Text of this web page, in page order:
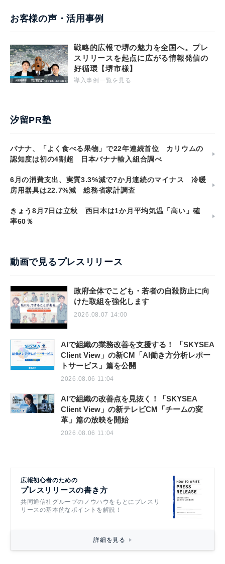
お客様の声・活用事例
戦略的広報で堺の魅力を全国へ。プレ
スリリースを起点に広がる情報発信の
好循環【堺市様】
導入事例一覧を見る
汐留PR塾
バナナ、「よく食べる果物」で22年連続首位 カリウムの
認知度は初の4割超 日本バナナ輸入組合調べ
6月の消費支出、実質3.3%減で7か月連続のマイナス 冷暖
房用器具は22.7%減 総務省家計調査
きょう8月7日は立秋 西日本は1か月平均気温「高い」確
率60％
動画で見るプレスリリース
政府全体でこども・若者の自殺防止に向
けた取組を強化します
2026.08.07 14:00
AIで組織の業務改善を支援する！ 「SKYSEA
Client View」の新CM「AI働き方分析レポー
トサービス」篇を公開
2026.08.06 11:04
AIで組織の改善点を見抜く！「SKYSEA
Client View」の新テレビCM「チームの変
革」篇の放映を開始
2026.08.06 11:04
広報初心者のための
プレスリリースの書き方
共同通信社グループのノウハウをもとにプレスリ
リースの基本的なポイントを解説！
詳細を見る